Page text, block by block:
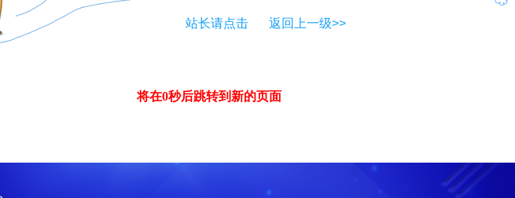
站长请点击 返回上一级>>